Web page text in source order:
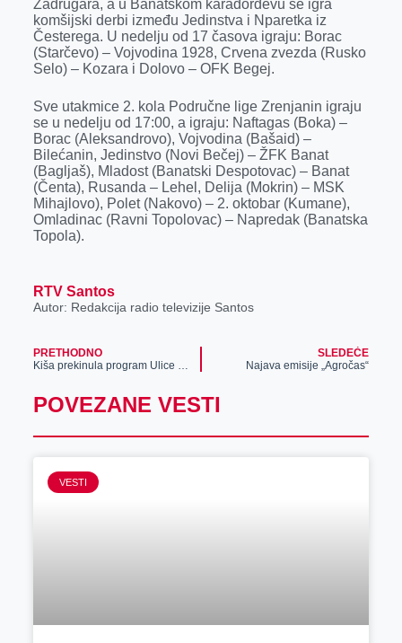
Zadrugara, a u Banatskom karađorđevu se igra
komšijski derbi između Jedinstva i Nparetka iz
Česterega. U nedelju od 17 časova igraju: Borac
(Starčevo) – Vojvodina 1928, Crvena zvezda (Rusko
Selo) – Kozara i Dolovo – OFK Begej.
Sve utakmice 2. kola Područne lige Zrenjanin igraju
se u nedelju od 17:00, a igraju: Naftagas (Boka) –
Borac (Aleksandrovo), Vojvodina (Bašaid) –
Bilećanin, Jedinstvo (Novi Bečej) – ŽFK Banat
(Bagljaš), Mladost (Banatski Despotovac) – Banat
(Čenta), Rusanda – Lehel, Delija (Mokrin) – MSK
Mihajlovo), Polet (Nakovo) – 2. oktobar (Kumane),
Omladinac (Ravni Topolovac) – Napredak (Banatska
Topola).
RTV Santos
Autor: Redakcija radio televizije Santos
PRETHODNO
Kiša prekinula program Ulice zanatskog piva, pivari se nadaju lepom vremenu i dobroj atmosferi
SLEDEĆE
Najava emisije „Agročas“
POVEZANE VESTI
VESTI